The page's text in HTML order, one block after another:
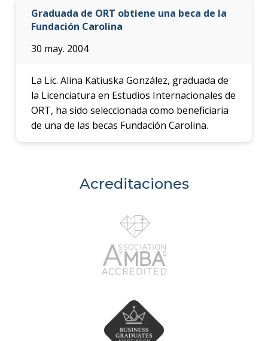
Graduada de ORT obtiene una beca de la
Fundación Carolina
30 may. 2004
La Lic. Alina Katiuska González, graduada de
la Licenciatura en Estudios Internacionales de
ORT, ha sido seleccionada como beneficiaria
de una de las becas Fundación Carolina.
Acreditaciones